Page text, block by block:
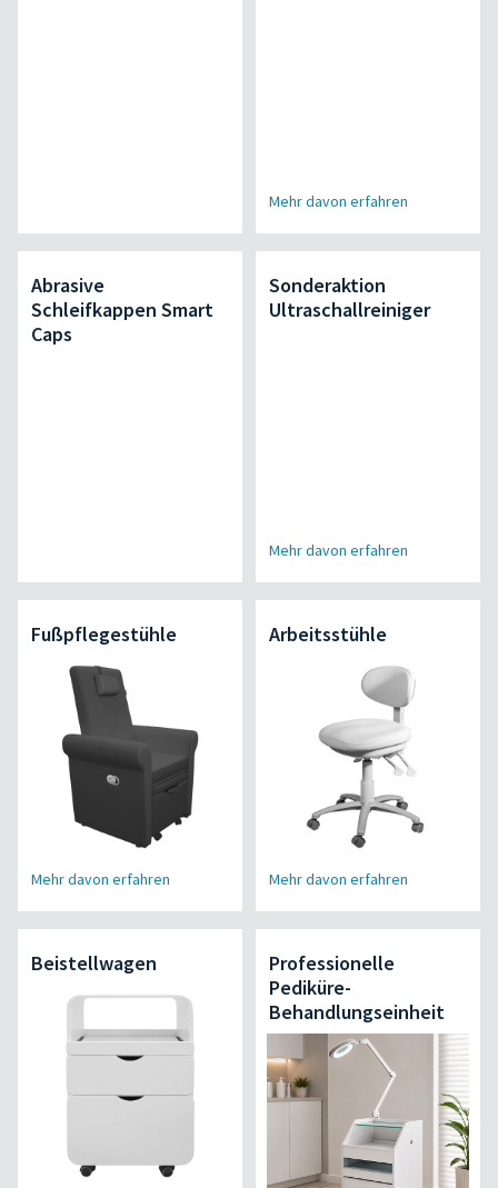
Mehr davon erfahren
Abrasive
Schleifkappen Smart
Caps
Sonderaktion
Ultraschallreiniger
Mehr davon erfahren
Fußpflegestühle
Mehr davon erfahren
Arbeitsstühle
Mehr davon erfahren
Beistellwagen
Professionelle
Pediküre-
Behandlungseinheit